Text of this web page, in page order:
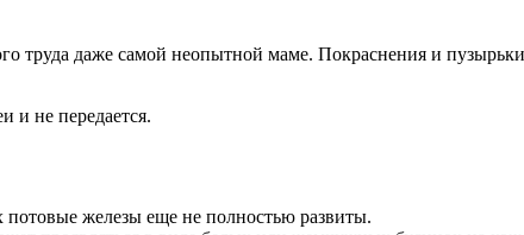
труда даже самой неопытной маме. Покраснения и
и не передается.
потовые железы еще не полностью развиты.